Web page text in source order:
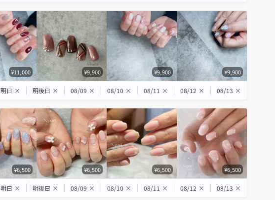
¥11,000 ¥9,900 ¥9,900 ¥9,900
明日 × 明後日 × 08/09 × 08/10 × 08/11 × 08/12 × 08/13 ×
¥6,500 ¥6,500 ¥6,500 ¥6,500
明日 × 明後日 × 08/09 × 08/10 × 08/11 × 08/12 × 08/13 ×